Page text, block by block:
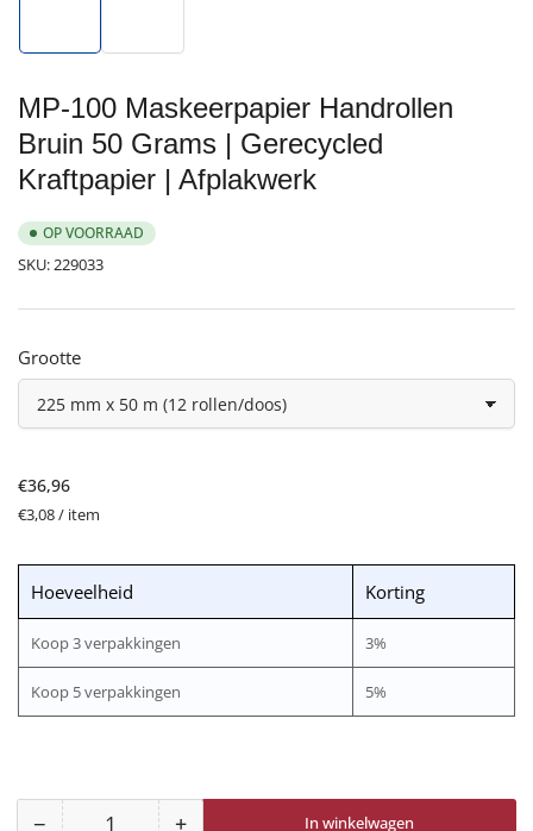
galerijweergavegalerijweergave
MP-100 Maskeerpapier Handrollen
Bruin 50 Grams | Gerecycled
Kraftpapier | Afplakwerk
OP VOORRAAD
SKU:229033
Grootte
Normale
prijs
€36,96
Prijs
verpakking
€3,08/ per
item
Hoeveelheid Korting
Koop 3 verpakkingen 3%
Koop 5 verpakkingen 5%
− + In winkelwagen